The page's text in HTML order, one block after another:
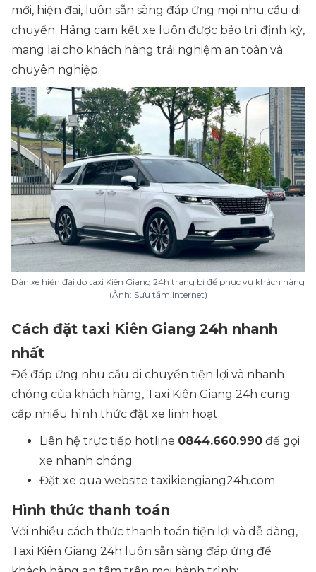
mới, hiện đại, luôn sẵn sàng đáp ứng mọi nhu cầu di
chuyển. Hãng cam kết xe luôn được bảo trì định kỳ,
mang lại cho khách hàng trải nghiệm an toàn và
chuyên nghiệp.
Dàn xe hiện đại do taxi Kiên Giang 24h trang bị để phục vụ khách hàng
(Ảnh: Sưu tầm Internet)
Cách đặt taxi Kiên Giang 24h nhanh
nhất
Để đáp ứng nhu cầu di chuyển tiện lợi và nhanh
chóng của khách hàng, Taxi Kiên Giang 24h cung
cấp nhiều hình thức đặt xe linh hoạt:
Liên hệ trực tiếp hotline 0844.660.990 để gọi
xe nhanh chóng
Đặt xe qua website taxikiengiang24h.com
Hình thức thanh toán
Với nhiều cách thức thanh toán tiện lợi và dễ dàng,
Taxi Kiên Giang 24h luôn sẵn sàng đáp ứng để